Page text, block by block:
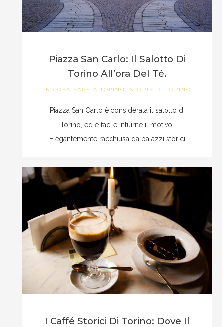
Piazza San Carlo: Il Salotto Di
Torino All’ora Del Té.
IN COSA FARE A TORINO STORIE DI TORINO
Piazza San Carlo è considerata il salotto di
Torino, ed è facile intuirne il motivo.
Elegantemente racchiusa da palazzi storici
I Caffé Storici Di Torino: Dove Il